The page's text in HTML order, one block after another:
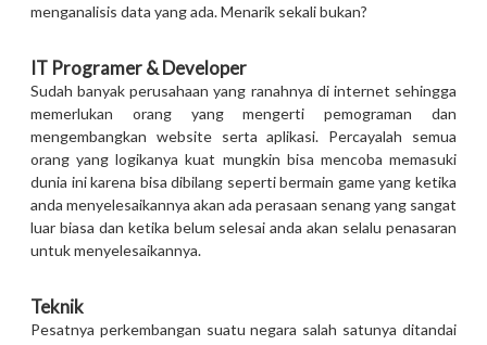
menganalisis data yang ada. Menarik sekali bukan?
IT Programer & Developer
Sudah banyak perusahaan yang ranahnya di internet sehingga
memerlukan orang yang mengerti pemograman dan
mengembangkan website serta aplikasi. Percayalah semua
orang yang logikanya kuat mungkin bisa mencoba memasuki
dunia ini karena bisa dibilang seperti bermain game yang ketika
anda menyelesaikannya akan ada perasaan senang yang sangat
luar biasa dan ketika belum selesai anda akan selalu penasaran
untuk menyelesaikannya.
Teknik
Pesatnya perkembangan suatu negara salah satunya ditandai